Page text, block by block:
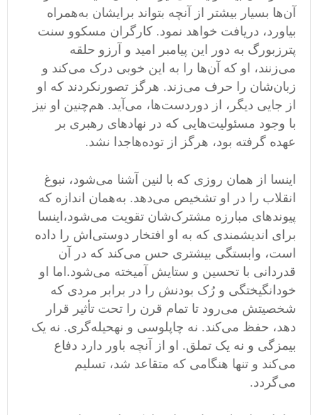
آنها بسیار بیشتر از آنچه بتواند برایشان بههمراه
بیاورد، دریافت خواهد نمود. کارگران مسکوو سنت
پترزبورگ به دور این پیامبر امید و آرزو حلقه
میزنند، او که آنها را به این خوبی درک میکند و
زبانشان را حرف میزند. هرگز تصورنکردند که او
از جایی دیگر، از دور دستها، می آید. همچنین او نیز
با وجود مسئولیتهایی که در نهادهای رهبری بر
عهده گرفته بود، هرگز از تودههاجدا نشد.
اینسا از همان روزی که با لنین آشنا میشود، نبوغ
انقلاب را در او تشخیص میدهد. بههمان اندازه که
پیوندهای مبارزه مشترکشان تقویت میشود،اینسا
برای اندیشمندی که به او افتخار دوستی اش را داده
است، وابستگی بیشتری حس میکند که در آن
قدردانی با تحسین و ستایش آمیخته میشود. اما او
خود انگیختگی و رُک بودنش را در برابر مردی که
شخصیتش میرود تا تمام قرن را تحت تأثیر قرار
دهد، حفظ میکند. نه چاپلوسی و نهحیلهگری. نه یک
بیمزگی و نه یک تملق. او از آنچه باور دارد دفاع
میکند و تنها هنگامی که متقاعد شد، تسلیم
میگردد.